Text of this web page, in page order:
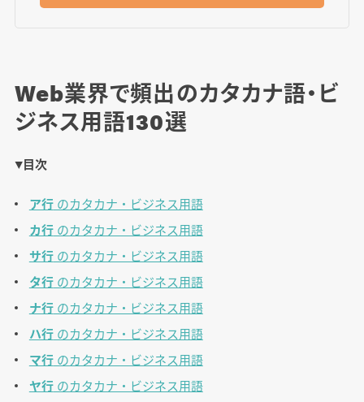
Web業界で頻出のカタカナ語・ビ
ジネス用語130選
▼目次
ア行のカタカナ・ビジネス用語
カ行のカタカナ・ビジネス用語
サ行のカタカナ・ビジネス用語
タ行のカタカナ・ビジネス用語
ナ行のカタカナ・ビジネス用語
ハ行のカタカナ・ビジネス用語
マ行のカタカナ・ビジネス用語
ヤ行のカタカナ・ビジネス用語